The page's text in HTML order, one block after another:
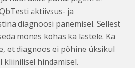
aktiivsus- ja
diagnoosi panemisel. Sellest
mõnes kohas ka lastele. Ka
et diagnoos ei põhine üksikul
kliinilisel hindamisel.